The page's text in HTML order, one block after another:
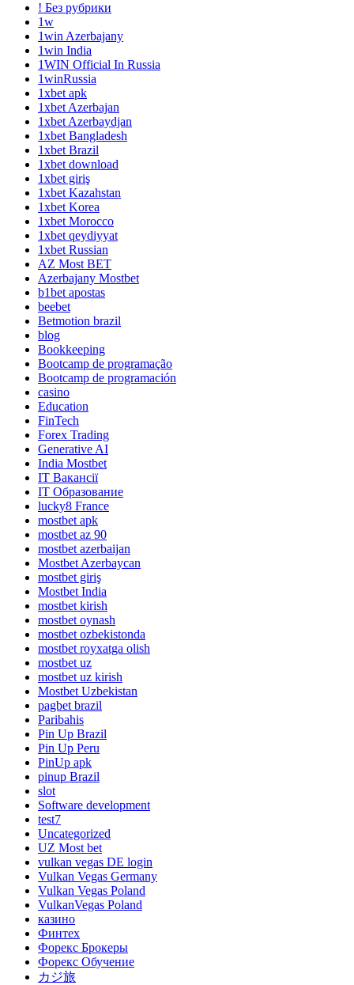
! Без рубрики
1w
1win Azerbajany
1win India
1WIN Official In Russia
1winRussia
1xbet apk
1xbet Azerbajan
1xbet Azerbaydjan
1xbet Bangladesh
1xbet Brazil
1xbet download
1xbet giriş
1xbet Kazahstan
1xbet Korea
1xbet Morocco
1xbet qeydiyyat
1xbet Russian
AZ Most BET
Azerbajany Mostbet
b1bet apostas
beebet
Betmotion brazil
blog
Bookkeeping
Bootcamp de programação
Bootcamp de programación
casino
Education
FinTech
Forex Trading
Generative AI
India Mostbet
IT Вакансії
IT Образование
lucky8 France
mostbet apk
mostbet az 90
mostbet azerbaijan
Mostbet Azerbaycan
mostbet giriş
Mostbet India
mostbet kirish
mostbet oynash
mostbet ozbekistonda
mostbet royxatga olish
mostbet uz
mostbet uz kirish
Mostbet Uzbekistan
pagbet brazil
Paribahis
Pin Up Brazil
Pin Up Peru
PinUp apk
pinup Brazil
slot
Software development
test7
Uncategorized
UZ Most bet
vulkan vegas DE login
Vulkan Vegas Germany
Vulkan Vegas Poland
VulkanVegas Poland
казино
Финтех
Форекс Брокеры
Форекс Обучение
カジ旅